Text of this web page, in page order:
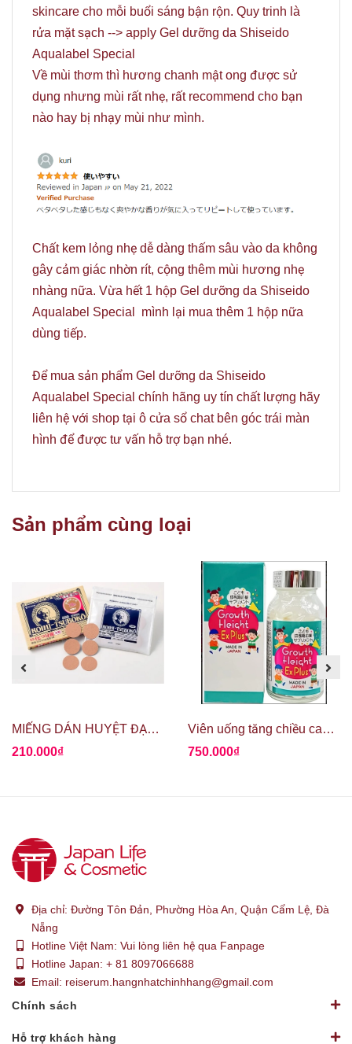
skincare cho mỗi buổi sáng bận rộn. Quy trinh là
rửa mặt sạch --> apply Gel dưỡng da Shiseido
Aqualabel Special
Về mùi thơm thì hương chanh mật ong được sử
dụng nhưng mùi rất nhẹ, rất recommend cho bạn
nào hay bị nhạy mùi như mình.
Chất kem lỏng nhẹ dễ dàng thấm sâu vào da không
gây cảm giác nhờn rít, cộng thêm mùi hương nhẹ
nhàng nữa. Vừa hết 1 hộp Gel dưỡng da Shiseido
Aqualabel Special mình lại mua thêm 1 hộp nữa
dùng tiếp.
Để mua sản phẩm Gel dưỡng da Shiseido
Aqualabel Special chính hãng uy tín chất lượng hãy
liên hệ với shop tại ô cửa sổ chat bên góc trái màn
hình để được tư vấn hỗ trợ bạn nhé.
Sản phẩm cùng loại
MIẾNG DÁN HUYỆT ĐẠO GIẢM ĐAU ROIHI TSUBOKO
210.000₫
Viên uống tăng chiều cao Growth Height Ex Plus
750.000₫
Địa chỉ: Đường Tôn Đản, Phường Hòa An, Quận Cẩm Lệ, Đà
Nẵng
Hotline Việt Nam: Vui lòng liên hệ qua Fanpage
Hotline Japan: + 81 8097066688
Email: reiserum.hangnhatchinhhang@gmail.com
Chính sách
Hỗ trợ khách hàng